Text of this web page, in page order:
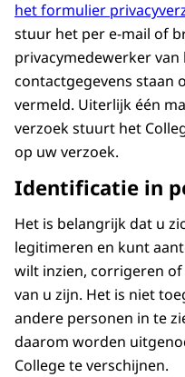
het formulier
stuur het per e-mail of
privacymedewerker van
contactgegevens staan
vermeld. Uiterlijk één
verzoek stuurt het
op uw verzoek.
Identificatie in
Het is belangrijk dat u
legitimeren en kunt
wilt inzien, corrigeren
van u zijn. Het is niet
andere personen in te
daarom worden
College te verschijnen.